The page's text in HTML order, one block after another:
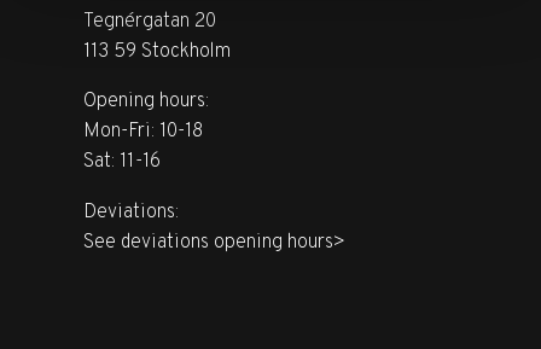
Tegnérgatan 20
113 59 Stockholm
Opening hours:
Mon-Fri: 10-18
Sat: 11-16
Deviations:
See deviations opening hours>